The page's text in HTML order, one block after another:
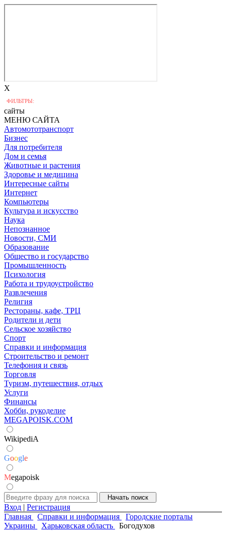
X
ФИЛЬТРЫ:
сайты
МЕНЮ САЙТА
Автомототранспорт
Бизнес
Для потребителя
Дом и семья
Животные и растения
Здоровье и медицина
Интересные сайты
Интернет
Компьютеры
Культура и искусство
Наука
Непознанное
Новости, СМИ
Образование
Общество и государство
Промышленность
Психология
Работа и трудоустройство
Развлечения
Религия
Рестораны, кафе, ТРЦ
Родители и дети
Сельское хозяйство
Спорт
Справки и информация
Строительство и ремонт
Телефония и связь
Торговля
Туризм, путешествия, отдых
Услуги
Финансы
Хобби, рукоделие
MEGAPOISK.COM
WikipediA
Google
Megapoisk
Вход | Регистрация
Главная
Справки и информация
Городские порталы
Украины
Харьковская область
Богодухов